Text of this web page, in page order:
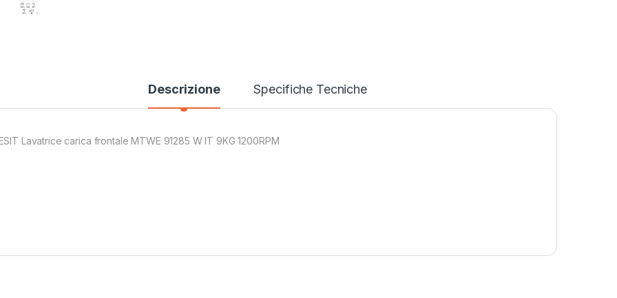
Descrizione Specifiche Tecniche
Lavatrice carica frontale MTWE 91285 W IT 9KG 1200RPM